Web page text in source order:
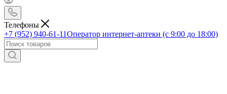
Телефоны
+7 (952) 940-61-11Оператор интернет-аптеки (с 9:00 до 18:00)